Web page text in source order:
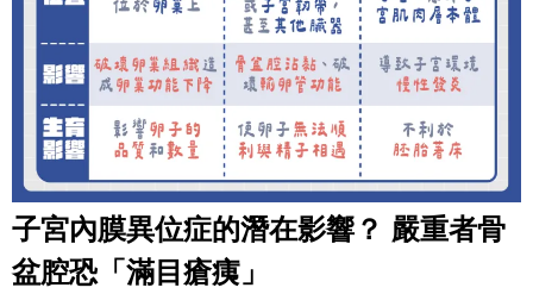
子宮內膜異位症的潛在影響？ 嚴重者骨
盆腔恐「滿目瘡痍」